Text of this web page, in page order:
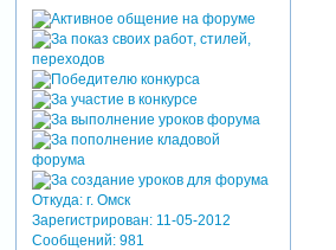
Откуда:г. Омск
Зарегистрирован: 11-05-2012
Сообщений:981